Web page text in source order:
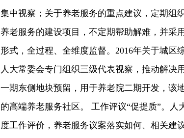
集中视察；关于养老服务的重点建议，定期组
养老服务的建设项目，不定期帮助解难，并采
形式，全过程、全维度监督。2016年关于城区
人大常委会专门组织三级代表视察，推动解决
一期东侧地块预留，用于养老院二期开发，该
的高端养老服务社区。 工作评议“促提质”。
度工作评价，养老服务议案落实如何、相关建